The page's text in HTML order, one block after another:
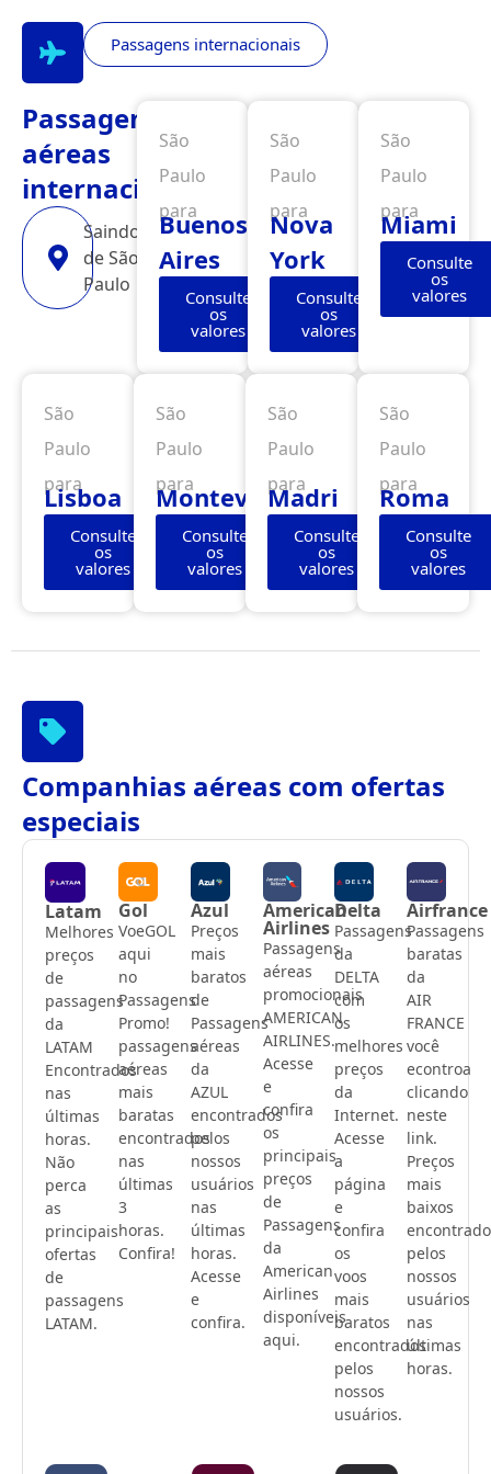
Passagens internacionais
Passagens
aéreas
internacionais
Saindo
de São
Paulo
São
Paulo
para
Buenos
Aires
Consulte
os
valores
São
Paulo
para
Nova
York
Consulte
os
valores
São
Paulo
para
Miami
Consulte
os
valores
São
Paulo
para
Lisboa
Consulte
os
valores
São
Paulo
para
Montevidéu
Consulte
os
valores
São
Paulo
para
Madri
Consulte
os
valores
São
Paulo
para
Roma
Consulte
os
valores
Companhias aéreas com ofertas
especiais
Latam
Melhores
preços
de
passagens
da
LATAM
Encontrados
nas
últimas
horas.
Não
perca
as
principais
ofertas
de
passagens
LATAM.
Gol
VoeGOL
aqui
no
Passagens
Promo!
passagens
aéreas
mais
baratas
encontrados
nas
últimas
3
horas.
Confira!
Azul
Preços
mais
baratos
de
Passagens
aéreas
da
AZUL
encontrados
pelos
nossos
usuários
nas
últimas
horas.
Acesse
e
confira.
American
Airlines
Passagens
aéreas
promocionais
AMERICAN
AIRLINES.
Acesse
e
confira
os
principais
preços
de
Passagens
da
American
Airlines
disponíveis
aqui.
Delta
Passagens
da
DELTA
com
os
melhores
preços
da
Internet.
Acesse
a
página
e
confira
os
voos
mais
baratos
encontrados
pelos
nossos
usuários.
Airfrance
Passagens
baratas
da
AIR
FRANCE
você
econtroa
clicando
neste
link.
Preços
mais
baixos
pelos
nossos
usuários
nas
últimas
horas.